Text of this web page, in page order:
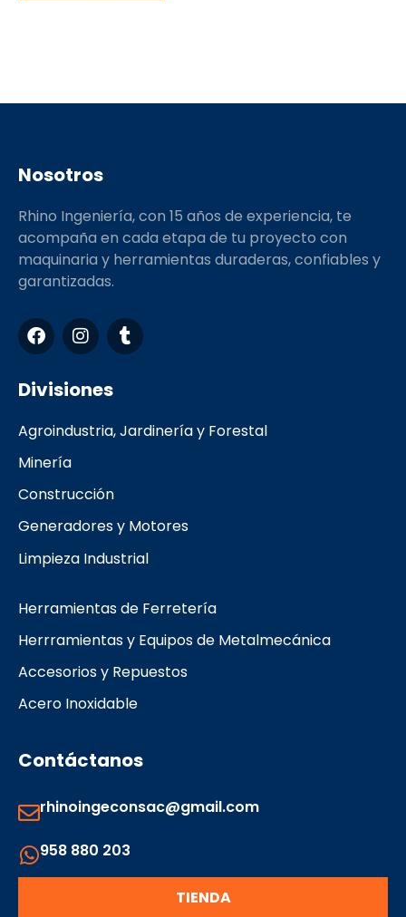
Nosotros
Rhino Ingeniería, con 15 años de experiencia, te
acompaña en cada etapa de tu proyecto con
maquinaria y herramientas duraderas, confiables y
garantizadas.
F
a
c
e
b
o
k
I
n
s
t
a
r
T
u
m
Divisiones
Agroindustria, Jardinería y Forestal
Minería
Construcción
Generadores y Motores
Limpieza Industrial
Herramientas de Ferretería
Herrramientas y Equipos de Metalmecánica
Accesorios y Repuestos
Acero Inoxidable
Contáctanos
rhinoingeconsac@gmail.com
958 880 203
TIENDA